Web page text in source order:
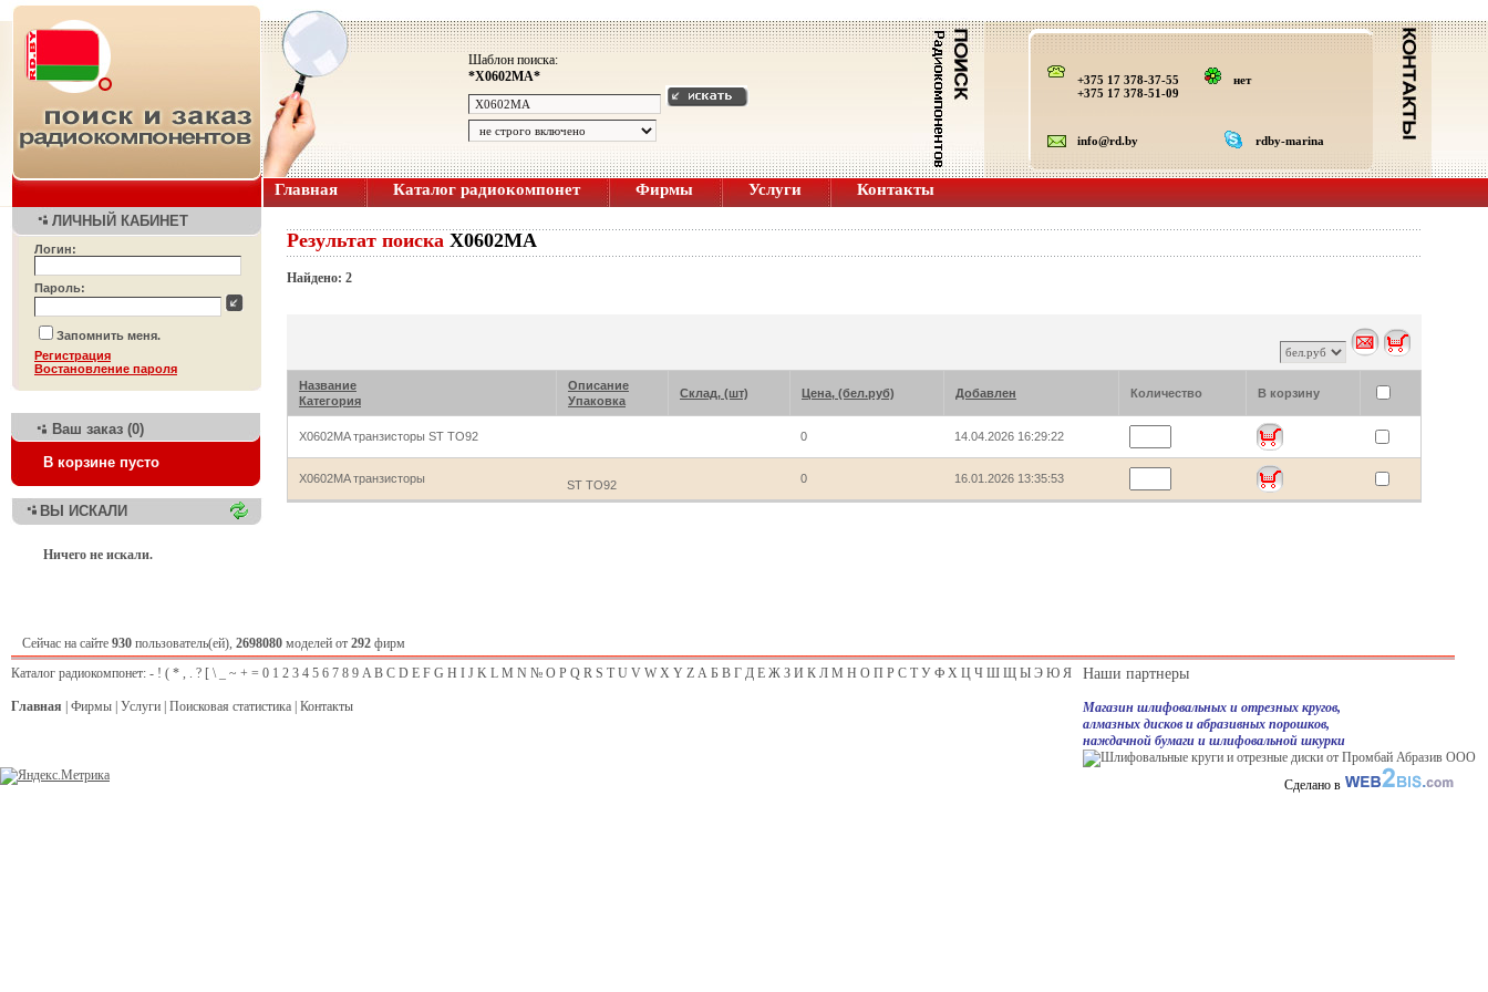
Шаблон поиска:
*X0602MA*
+375 17 378-37-55
+375 17 378-51-09
нет
info@rd.by rdby-marina
Главная Каталог радиокомпонет Фирмы Услуги Контакты
ЛИЧНЫЙ КАБИНЕТ
Логин:
Пароль:
Запомнить меня.
Регистрация
Bостановление пароля
Ваш заказ (0)
В корзине пусто
ВЫ ИСКАЛИ
Ничего не искали.
Результат поиска X0602MA
Найдено: 2
Название
Категория
Описание
Упаковка
Склад, (шт) Цена, (бел.руб) Добавлен Количество В корзину
X0602MA транзисторы ST TO92 0 14.04.2026 16:29:22
X0602MA транзисторы ST TO92 0 16.01.2026 13:35:53
Сейчас на сайте 930 пользователь(ей), 2698080 моделей от 292 фирм
Каталог радиокомпонет: - ! ( * , . ? [ \ ~ + = 0 1 2 3 4 5 6 7 8 9 A B C D E F G H I J K L M N № O P Q R S T U V W X Y Z А Б В Г Д Е Ж З И К Л М Н О П Р С Т У Ф Х Ц Ч Ш Щ Ы Э Ю Я
Главная Фирмы Услуги Поисковая статистика Контакты
Наши партнеры
Магазин шлифовальных и отрезных кругов,
алмазных дисков и абразивных порошков,
наждачной бумаги и шлифовальной шкурки
Сделано в